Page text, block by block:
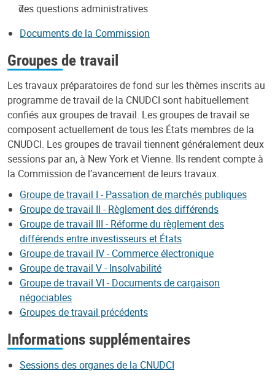
des questions administratives
Documents de la Commission
Groupes de travail
Les travaux préparatoires de fond sur les thèmes inscrits au
programme de travail de la CNUDCI sont habituellement
confiés aux groupes de travail. Les groupes de travail se
composent actuellement de tous les États membres de la
CNUDCI. Les groupes de travail tiennent généralement deux
sessions par an, à New York et Vienne. Ils rendent compte à
la Commission de l’avancement de leurs travaux.
Groupe de travail I - Passation de marchés publiques
Groupe de travail II - Règlement des différends
Groupe de travail III - Réforme du règlement des
différends entre investisseurs et États
Groupe de travail IV - Commerce électronique
Groupe de travail V - Insolvabilité
Groupe de travail VI - Documents de cargaison
négociables
Groupes de travail précédents
Informations supplémentaires
Sessions des organes de la CNUDCI